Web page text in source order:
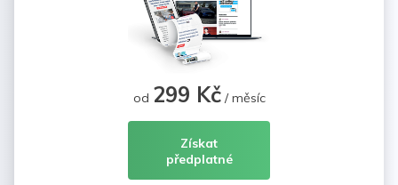
od 299 Kč/ měsíc
Získat
předplatné